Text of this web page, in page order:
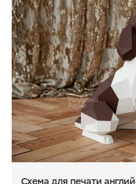
Схема для печати